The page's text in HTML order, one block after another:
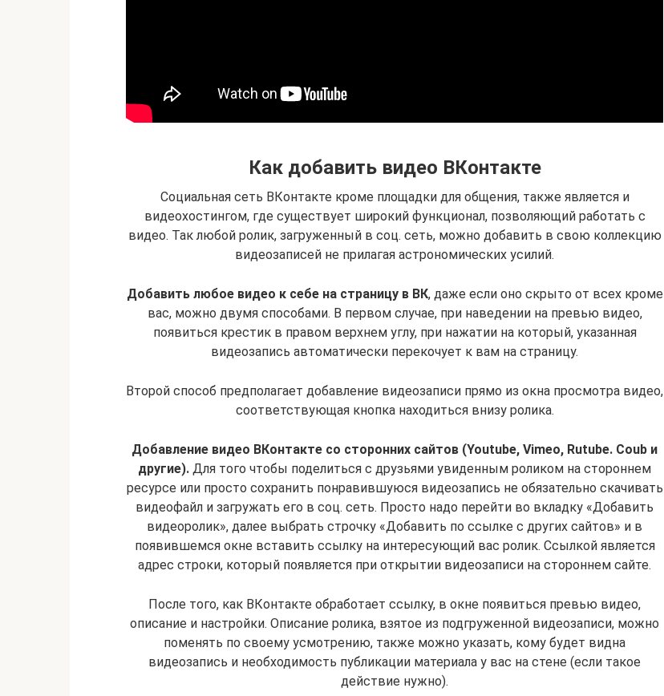
Как добавить видео ВКонтакте
Социальная сеть ВКонтакте кроме площадки для общения, также является и
видеохостингом, где существует широкий функционал, позволяющий работать с
видео. Так любой ролик, загруженный в соц. сеть, можно добавить в свою коллекцию
видеозаписей не прилагая астрономических усилий.
Добавить любое видео к себе на страницу в ВК, даже если оно скрыто от всех кроме
вас, можно двумя способами. В первом случае, при наведении на превью видео,
появиться крестик в правом верхнем углу, при нажатии на который, указанная
видеозапись автоматически перекочует к вам на страницу.
Второй способ предполагает добавление видеозаписи прямо из окна просмотра видео,
соответствующая кнопка находиться внизу ролика.
Добавление видео ВКонтакте со сторонних сайтов (Youtube, Vimeo, Rutube. Coub и
другие). Для того чтобы поделиться с друзьями увиденным роликом на стороннем
ресурсе или просто сохранить понравившуюся видеозапись не обязательно скачивать
видеофайл и загружать его в соц. сеть. Просто надо перейти во вкладку «Добавить
видеоролик», далее выбрать строчку «Добавить по ссылке с других сайтов» и в
появившемся окне вставить ссылку на интересующий вас ролик. Ссылкой является
адрес строки, который появляется при открытии видеозаписи на стороннем сайте.
После того, как ВКонтакте обработает ссылку, в окне появиться превью видео,
описание и настройки. Описание ролика, взятое из подгруженной видеозаписи, можно
поменять по своему усмотрению, также можно указать, кому будет видна
видеозапись и необходимость публикации материала у вас на стене (если такое
действие нужно).